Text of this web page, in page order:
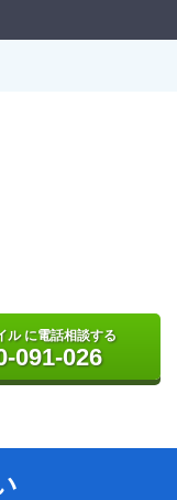
ル に電話相談する
091-026